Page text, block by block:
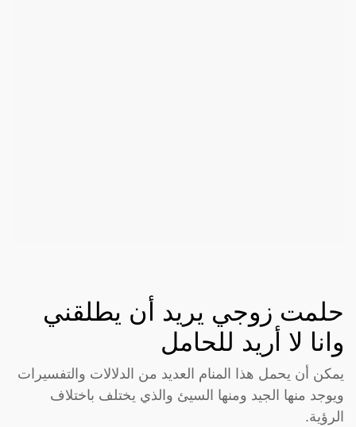
حلمت زوجي يريد أن يطلقني
وانا لا أريد للحامل
يمكن أن يحمل هذا المنام العديد من الدلالات والتفسيرات
ويوجد منها الجيد ومنها السيئ والذي يختلف باختلاف
الرؤية.